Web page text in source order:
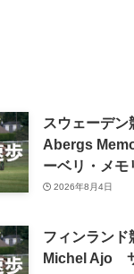
スウェーデ
Abergs
ーベリ・メモ
2026年8月4日
フィンランド
Michel Ajo